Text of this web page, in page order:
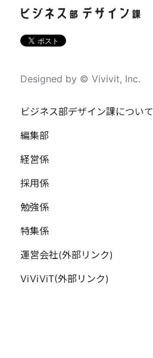
Designed by © Vivivit, Inc.
ビジネス部デザイン課について
編集部
経営係
採用係
勉強係
特集係
運営会社(外部リンク)
ViViViT(外部リンク)